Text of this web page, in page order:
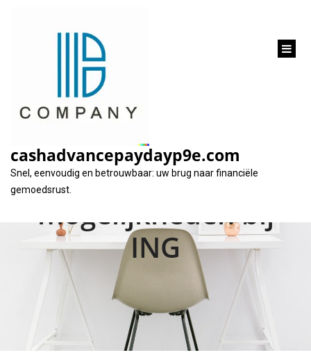
cashadvancepaydayp9e.com
Snel, eenvoudig en betrouwbaar: uw brug naar financiële
gemoedsrust.
Hypotheeklening
voor uw droomhuis:
Ontdek de
mogelijkheden bij
ING